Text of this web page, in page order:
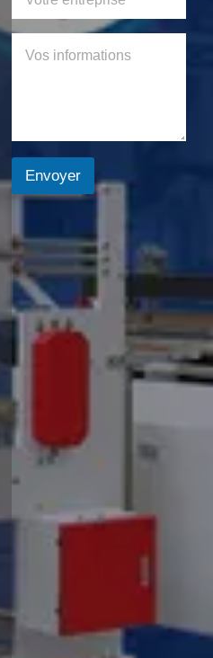
m
a
u
r
n
y
s
s
a
g
Envoyer